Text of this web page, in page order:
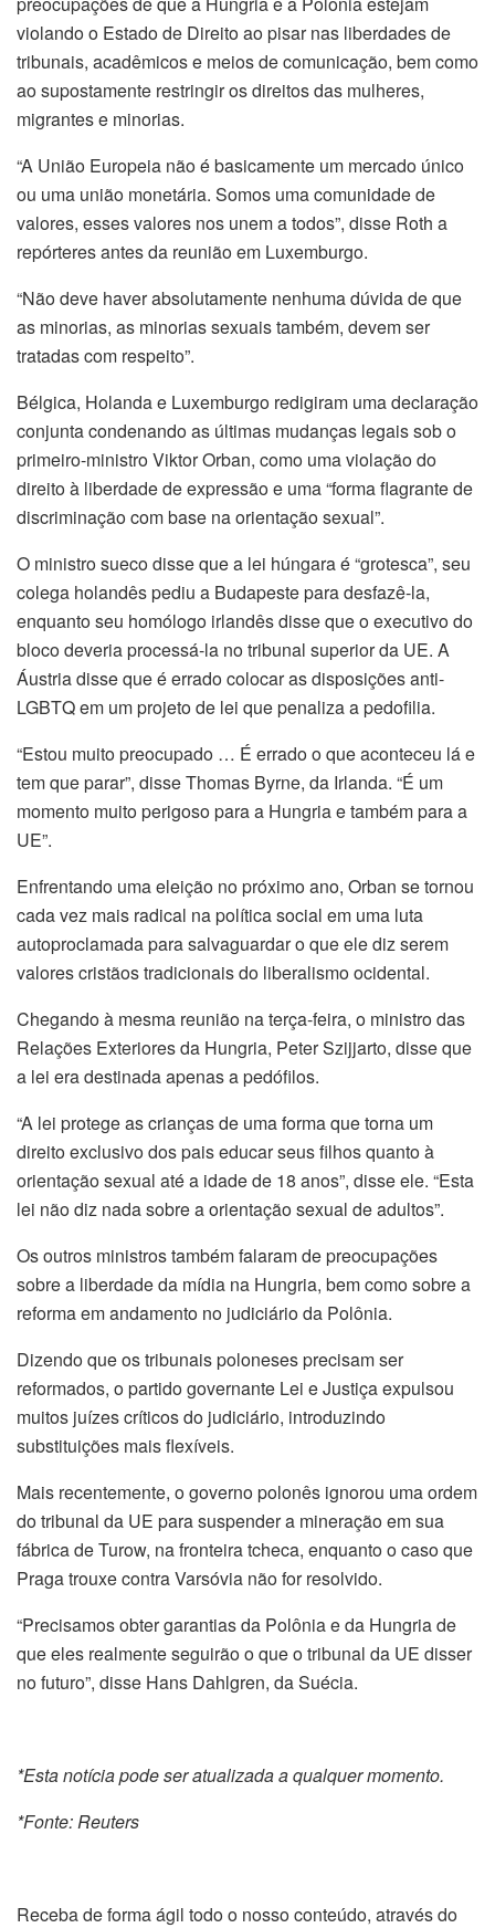
violando o Estado de Direito ao pisar nas liberdades de
tribunais, acadêmicos e meios de comunicação, bem como
ao supostamente restringir os direitos das mulheres,
migrantes e minorias.
“A União Europeia não é basicamente um mercado único
ou uma união monetária. Somos uma comunidade de
valores, esses valores nos unem a todos”, disse Roth a
repórteres antes da reunião em Luxemburgo.
“Não deve haver absolutamente nenhuma dúvida de que
as minorias, as minorias sexuais também, devem ser
tratadas com respeito”.
Bélgica, Holanda e Luxemburgo redigiram uma declaração
conjunta condenando as últimas mudanças legais sob o
primeiro-ministro Viktor Orban, como uma violação do
direito à liberdade de expressão e uma “forma flagrante de
discriminação com base na orientação sexual”.
O ministro sueco disse que a lei húngara é “grotesca”, seu
colega holandês pediu a Budapeste para desfazê-la,
enquanto seu homólogo irlandês disse que o executivo do
bloco deveria processá-la no tribunal superior da UE. A
Áustria disse que é errado colocar as disposições anti-
LGBTQ em um projeto de lei que penaliza a pedofilia.
“Estou muito preocupado … É errado o que aconteceu lá e
tem que parar”, disse Thomas Byrne, da Irlanda. “É um
momento muito perigoso para a Hungria e também para a
UE”.
Enfrentando uma eleição no próximo ano, Orban se tornou
cada vez mais radical na política social em uma luta
autoproclamada para salvaguardar o que ele diz serem
valores cristãos tradicionais do liberalismo ocidental.
Chegando à mesma reunião na terça-feira, o ministro das
Relações Exteriores da Hungria, Peter Szijjarto, disse que
a lei era destinada apenas a pedófilos.
“A lei protege as crianças de uma forma que torna um
direito exclusivo dos pais educar seus filhos quanto à
orientação sexual até a idade de 18 anos”, disse ele. “Esta
lei não diz nada sobre a orientação sexual de adultos”.
Os outros ministros também falaram de preocupações
sobre a liberdade da mídia na Hungria, bem como sobre a
reforma em andamento no judiciário da Polônia.
Dizendo que os tribunais poloneses precisam ser
reformados, o partido governante Lei e Justiça expulsou
muitos juízes críticos do judiciário, introduzindo
substituições mais flexíveis.
Mais recentemente, o governo polonês ignorou uma ordem
do tribunal da UE para suspender a mineração em sua
fábrica de Turow, na fronteira tcheca, enquanto o caso que
Praga trouxe contra Varsóvia não for resolvido.
“Precisamos obter garantias da Polônia e da Hungria de
que eles realmente seguirão o que o tribunal da UE disser
no futuro”, disse Hans Dahlgren, da Suécia.
*Esta notícia pode ser atualizada a qualquer momento.
*Fonte: Reuters
Receba de forma ágil todo o nosso conteúdo, através do